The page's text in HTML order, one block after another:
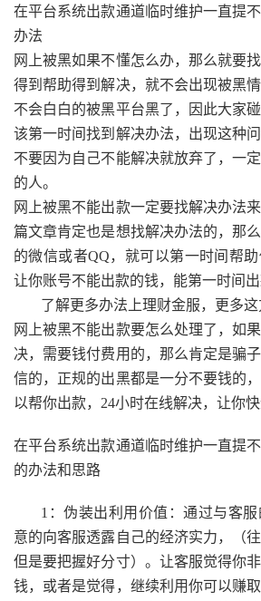
在平台系统出款通道临时维护一直提
办法
网上被黑如果不懂怎么办，那么就要
得到帮助得到解决，就不会出现被黑
不会白白的被黑平台黑了，因此大家
该第一时间找到解决办法，出现这种
不要因为自己不能解决就放弃了，一
的人。
网上被黑不能出款一定要找解决办法
篇文章肯定也是想找解决办法的，那
的微信或者QQ，就可以第一时间帮助
让你账号不能出款的钱，能第一时间出
了解更多办法上理财金服，更多这
网上被黑不能出款要怎么处理了，如
决，需要钱付费用的，那么肯定是骗
信的，正规的出黑都是一分不要钱的
以帮你出款，24小时在线解决，让你快
在平台系统出款通道临时维护一直提
的办法和思路
1：伪装出利用价值：通过与客
意的向客服透露自己的经济实力，（
但是要把握好分寸）。让客服觉得你
钱，或者是觉得，继续利用你可以赚